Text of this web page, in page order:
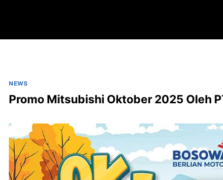
NEWS
Promo Mitsubishi Oktober 2025 Oleh